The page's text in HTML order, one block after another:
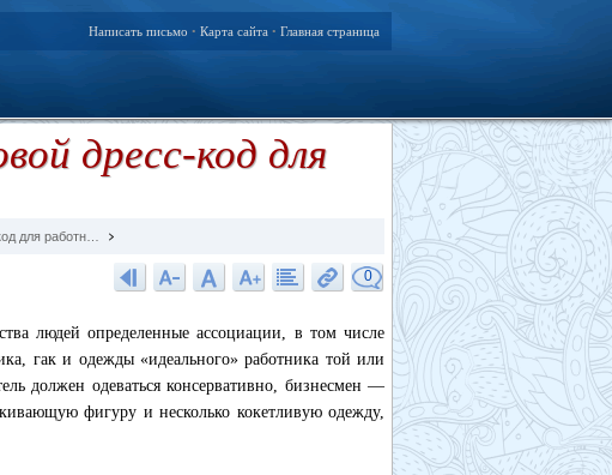
Написать письмо • Карта сайта • Главная страница
дресс-код для
для работн…
0
людей определенные ассоциации, в том числе
гак и одежды «идеального» работника той или
должен одеваться консервативно, бизнесмен —
фигуру и несколько кокетливую одежду,